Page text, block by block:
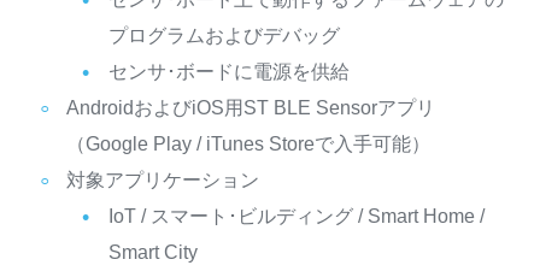
プログラムおよびデバッグ
センサ･ボードに電源を供給
AndroidおよびiOS用ST BLE Sensorアプリ
（Google Play / iTunes Storeで入手可能）
対象アプリケーション
IoT / スマート･ビルディング / Smart Home /
Smart City